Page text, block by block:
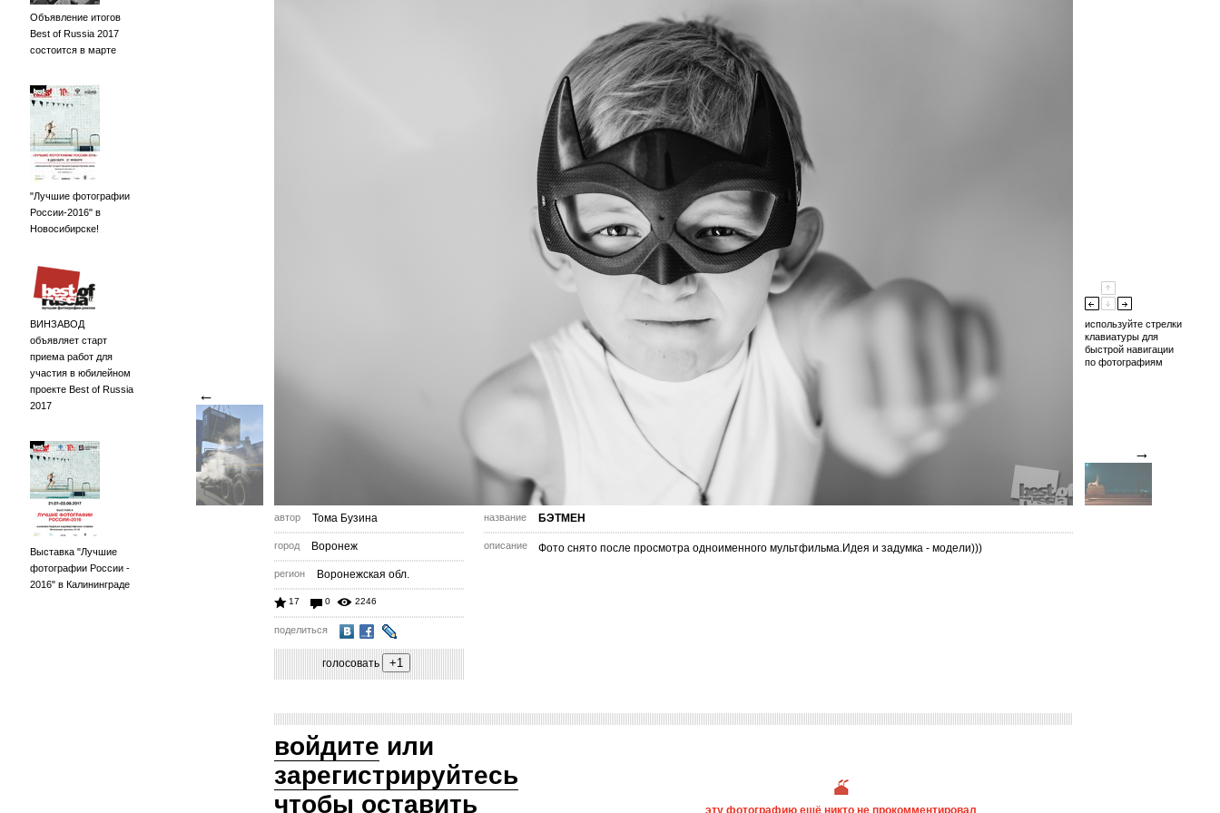
Объявление итогов
Best of Russia 2017
состоится в марте
"Лучшие фотографии
России-2016" в
Новосибирске!
ВИНЗАВОД
объявляет старт
приема работ для
участия в юбилейном
проекте Best of Russia
2017
Выставка "Лучшие
фотографии России -
2016" в Калининграде
←
→
используйте стрелки
клавиатуры для
быстрой навигации
по фотографиям
автор Тома Бузина
город Воронеж
регион Воронежская обл.
17 0 2246
поделиться
голосовать
название БЭТМЕН
описание Фото снято после просмотра одноименного мультфильма.Идея и задумка - модели)))
войдите или
зарегистрируйтесь
чтобы оставить
эту фотографию ещё никто не прокомментировал